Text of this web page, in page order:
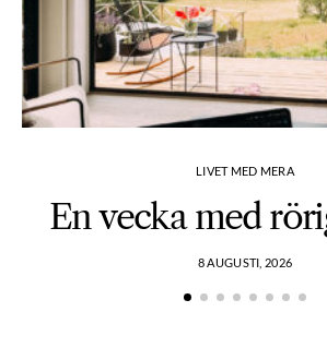
LIVET MED MERA
En vecka med
8 AUGUSTI, 2026